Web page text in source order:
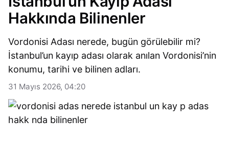
Hakkında Bilinenler
Vordonisi Adası nerede, bugün görülebilir mi?
İstanbul’un kayıp adası olarak anılan Vordonisi’nin
konumu, tarihi ve bilinen adları.
31 Mayıs 2026, 04:20